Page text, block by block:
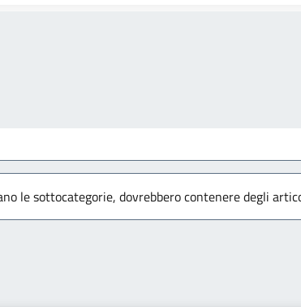
le sottocategorie, dovrebbero contenere degli